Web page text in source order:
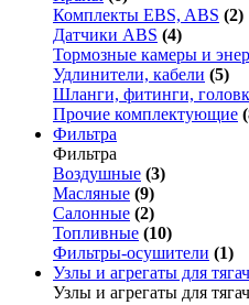
Комплекты EBS, ABS (2)
Датчики ABS (4)
Тормозные камеры и
Удлинители, кабели (5)
Шланги, фитинги,
Прочие комплектующие
Фильтра
Фильтра
Воздушные (3)
Масляные (9)
Салонные (2)
Топливные (10)
Фильтры-осушители (1)
Узлы и агрегаты для
Узлы и агрегаты для